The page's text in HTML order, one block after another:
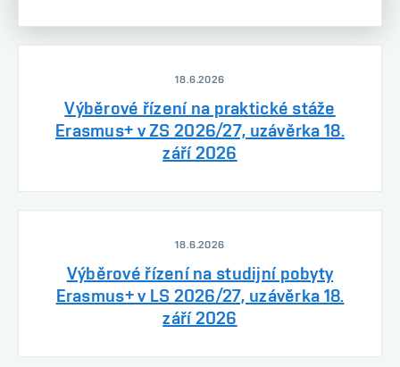
18.6.2026
Výběrové řízení na praktické stáže
Erasmus+ v ZS 2026/27, uzávěrka 18.
září 2026
18.6.2026
Výběrové řízení na studijní pobyty
Erasmus+ v LS 2026/27, uzávěrka 18.
září 2026